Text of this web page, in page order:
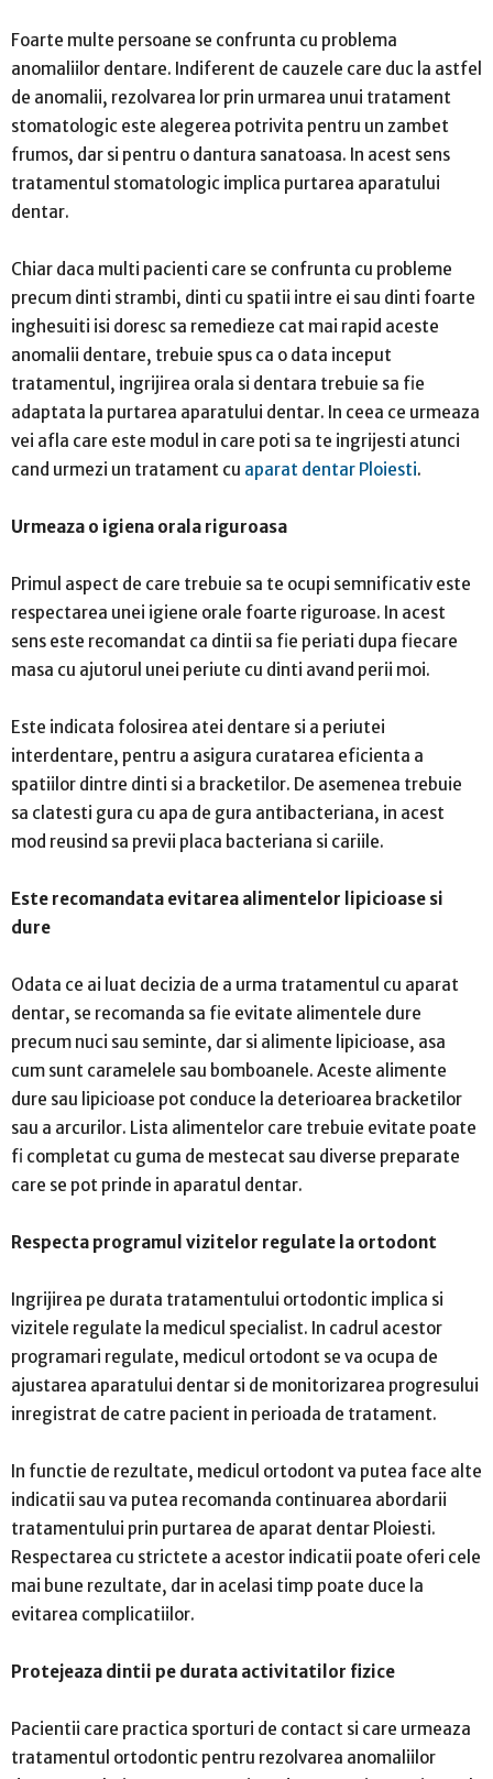
Foarte multe persoane se confrunta cu problema
anomaliilor dentare. Indiferent de cauzele care duc la astfel
de anomalii, rezolvarea lor prin urmarea unui tratament
stomatologic este alegerea potrivita pentru un zambet
frumos, dar si pentru o dantura sanatoasa. In acest sens
tratamentul stomatologic implica purtarea aparatului
dentar.
Chiar daca multi pacienti care se confrunta cu probleme
precum dinti strambi, dinti cu spatii intre ei sau dinti foarte
inghesuiti isi doresc sa remedieze cat mai rapid aceste
anomalii dentare, trebuie spus ca o data inceput
tratamentul, ingrijirea orala si dentara trebuie sa fie
adaptata la purtarea aparatului dentar. In ceea ce urmeaza
vei afla care este modul in care poti sa te ingrijesti atunci
cand urmezi un tratament cu aparat dentar Ploiesti.
Urmeaza o igiena orala riguroasa
Primul aspect de care trebuie sa te ocupi semnificativ este
respectarea unei igiene orale foarte riguroase. In acest
sens este recomandat ca dintii sa fie periati dupa fiecare
masa cu ajutorul unei periute cu dinti avand perii moi.
Este indicata folosirea atei dentare si a periutei
interdentare, pentru a asigura curatarea eficienta a
spatiilor dintre dinti si a bracketilor. De asemenea trebuie
sa clatesti gura cu apa de gura antibacteriana, in acest
mod reusind sa previi placa bacteriana si cariile.
Este recomandata evitarea alimentelor lipicioase si
dure
Odata ce ai luat decizia de a urma tratamentul cu aparat
dentar, se recomanda sa fie evitate alimentele dure
precum nuci sau seminte, dar si alimente lipicioase, asa
cum sunt caramelele sau bomboanele. Aceste alimente
dure sau lipicioase pot conduce la deterioarea bracketilor
sau a arcurilor. Lista alimentelor care trebuie evitate poate
fi completat cu guma de mestecat sau diverse preparate
care se pot prinde in aparatul dentar.
Respecta programul vizitelor regulate la ortodont
Ingrijirea pe durata tratamentului ortodontic implica si
vizitele regulate la medicul specialist. In cadrul acestor
programari regulate, medicul ortodont se va ocupa de
ajustarea aparatului dentar si de monitorizarea progresului
inregistrat de catre pacient in perioada de tratament.
In functie de rezultate, medicul ortodont va putea face alte
indicatii sau va putea recomanda continuarea abordarii
tratamentului prin purtarea de aparat dentar Ploiesti.
Respectarea cu strictete a acestor indicatii poate oferi cele
mai bune rezultate, dar in acelasi timp poate duce la
evitarea complicatiilor.
Protejeaza dintii pe durata activitatilor fizice
Pacientii care practica sporturi de contact si care urmeaza
tratamentul ortodontic pentru rezolvarea anomaliilor